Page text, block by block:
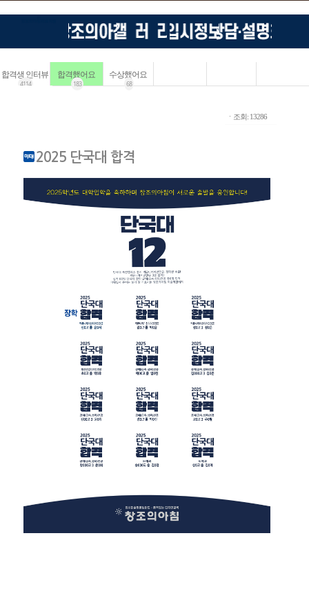
합격생 인터뷰
4114
합격했어요
183
수상했어요
68
ㆍ조회: 13286
2025 단국대 합격